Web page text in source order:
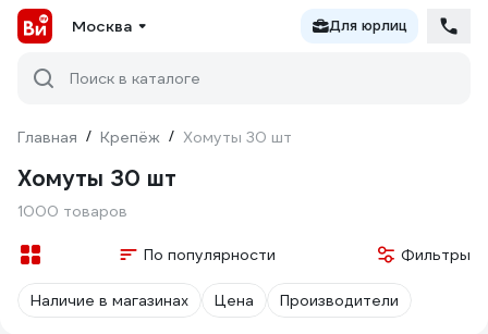
Москва Для юрлиц
Поиск в каталоге
Главная / Крепёж / Хомуты 30 шт
Хомуты 30 шт
1000 товаров
По популярности Фильтры
Наличие в магазинах Цена Производители